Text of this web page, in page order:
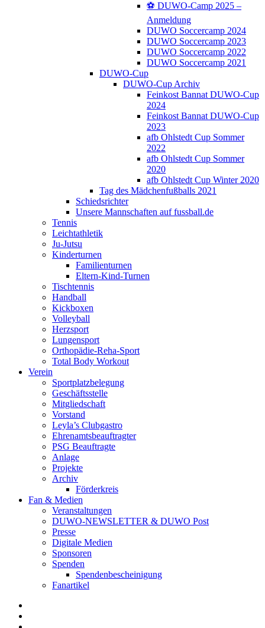
⚽️ DUWO-Camp 2025 –
Anmeldung
DUWO Soccercamp 2024
DUWO Soccercamp 2023
DUWO Soccercamp 2022
DUWO Soccercamp 2021
DUWO-Cup
DUWO-Cup Archiv
Feinkost Bannat DUWO-Cup
2024
Feinkost Bannat DUWO-Cup
2023
afb Ohlstedt Cup Sommer
2022
afb Ohlstedt Cup Sommer
2020
afb Ohlstedt Cup Winter 2020
Tag des Mädchenfußballs 2021
Schiedsrichter
Unsere Mannschaften auf fussball.de
Tennis
Leichtathletik
Ju-Jutsu
Kinderturnen
Familienturnen
Eltern-Kind-Turnen
Tischtennis
Handball
Kickboxen
Volleyball
Herzsport
Lungensport
Orthopädie-Reha-Sport
Total Body Workout
Verein
Sportplatzbelegung
Geschäftsstelle
Mitgliedschaft
Vorstand
Leyla’s Clubgastro
Ehrenamtsbeauftragter
PSG Beauftragte
Anlage
Projekte
Archiv
Förderkreis
Fan & Medien
Veranstaltungen
DUWO-NEWSLETTER & DUWO Post
Presse
Digitale Medien
Sponsoren
Spenden
Spendenbescheinigung
Fanartikel